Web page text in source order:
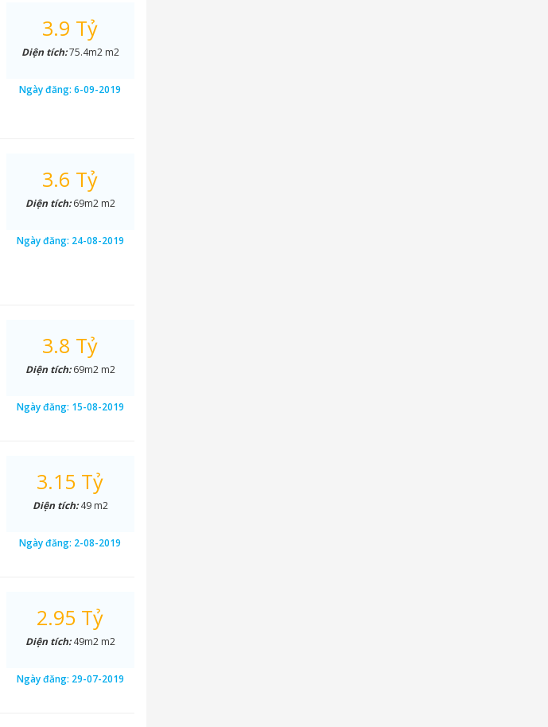
3.9 Tỷ
Diện tích:75.4m2 m2
Ngày đăng:6-09-2019
3.6 Tỷ
Diện tích:69m2 m2
Ngày đăng: 24-08-2019
3.8 Tỷ
Diện tích:69m2 m2
Ngày đăng: 15-08-2019
3.15 Tỷ
Diện tích:49 m2
Ngày đăng: 2-08-2019
2.95 Tỷ
Diện tích:49m2 m2
Ngày đăng: 29-07-2019